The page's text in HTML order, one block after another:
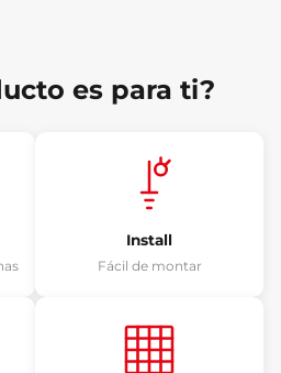
es para ti?
Install
Fácil de montar